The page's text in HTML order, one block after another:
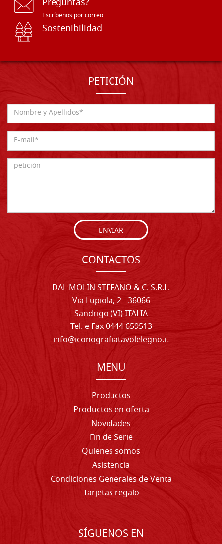
Preguntas?
Escríbenos por correo
Sostenibilidad
PETICIÓN
ENVIAR
CONTACTOS
DAL MOLIN STEFANO & C. S.R.L.
Via Lupiola, 2 - 36066
Sandrigo (VI) ITALIA
Tel. e Fax 0444 659513
info@iconografiatavolelegno.it
MENU
Productos
Productos en oferta
Novidades
Fin de Serie
Quienes somos
Asistencia
Condiciones Generales de Venta
Tarjetas regalo
SÍGUENOS EN